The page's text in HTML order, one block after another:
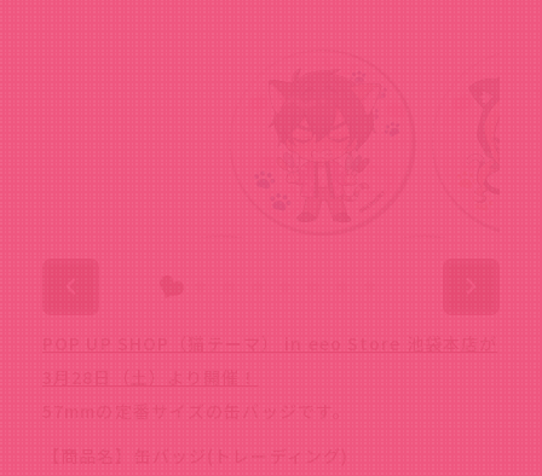
POP UP SHOP（猫テーマ） in eeo Store 池袋本店が
3月28日（土）より開催！
57mmの定番サイズの缶バッジです。
【商品名】缶バッジ(トレーディング)